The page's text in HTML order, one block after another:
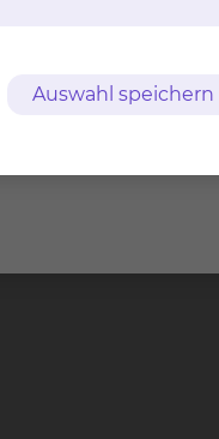
Auswahl speichern